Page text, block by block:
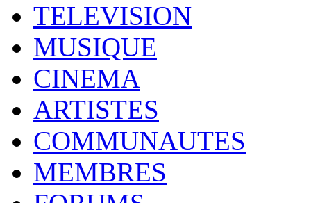
TELEVISION
MUSIQUE
CINEMA
ARTISTES
COMMUNAUTES
MEMBRES